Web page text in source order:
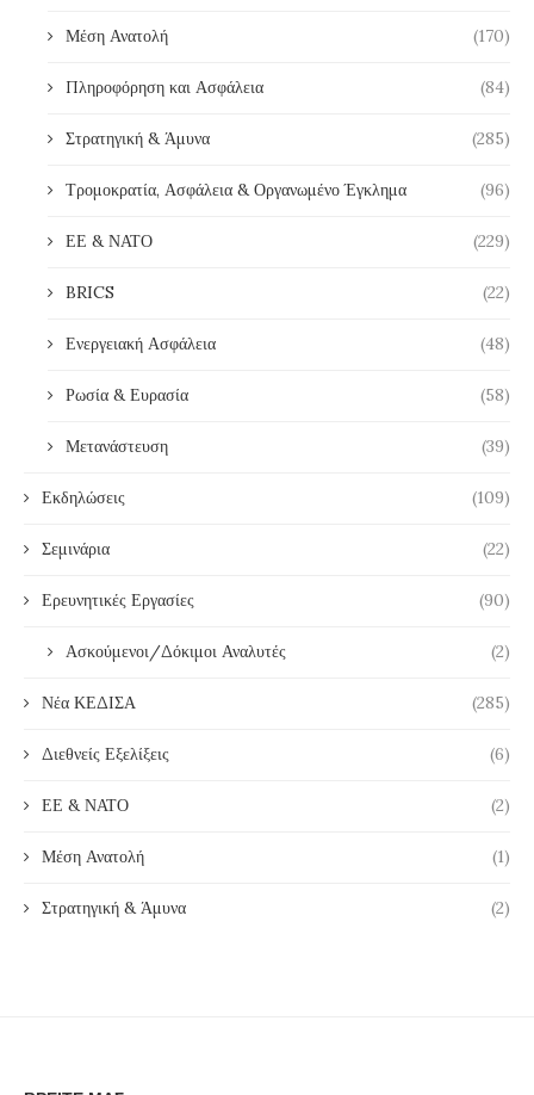
Μέση Ανατολή (170)
Πληροφόρηση και Ασφάλεια (84)
Στρατηγική & Άμυνα (285)
Τρομοκρατία, Ασφάλεια & Οργανωμένο Έγκλημα (96)
ΕΕ & ΝΑΤΟ (229)
BRICS (22)
Ενεργειακή Ασφάλεια (48)
Ρωσία & Ευρασία (58)
Μετανάστευση (39)
Εκδηλώσεις (109)
Σεμινάρια (22)
Ερευνητικές Εργασίες (90)
Ασκούμενοι/Δόκιμοι Αναλυτές (2)
Νέα ΚΕΔΙΣΑ (285)
Διεθνείς Εξελίξεις (6)
ΕΕ & ΝΑΤΟ (2)
Μέση Ανατολή (1)
Στρατηγική & Άμυνα (2)